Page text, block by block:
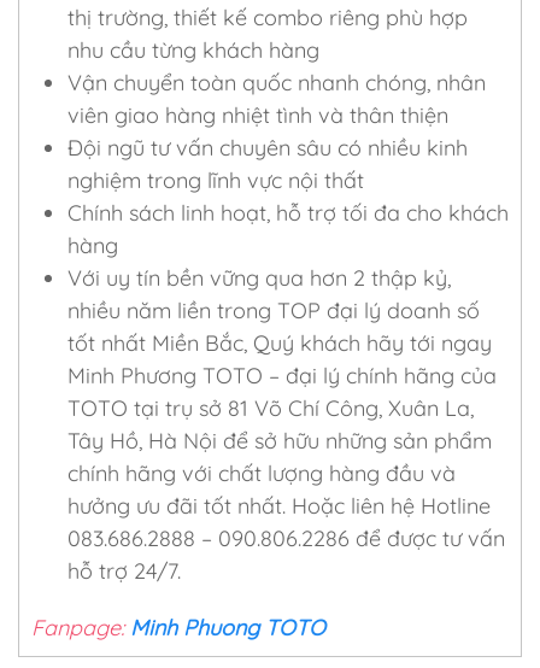
thị trường, thiết kế combo riêng phù hợp
nhu cầu từng khách hàng
Vận chuyển toàn quốc nhanh chóng, nhân
viên giao hàng nhiệt tình và thân thiện
Đội ngũ tư vấn chuyên sâu có nhiều kinh
nghiệm trong lĩnh vực nội thất
Chính sách linh hoạt, hỗ trợ tối đa cho khách
hàng
Với uy tín bền vững qua hơn 2 thập kỷ,
nhiều năm liền trong TOP đại lý doanh số
tốt nhất Miền Bắc, Quý khách hãy tới ngay
Minh Phương TOTO – đại lý chính hãng của
TOTO tại trụ sở 81 Võ Chí Công, Xuân La,
Tây Hồ, Hà Nội để sở hữu những sản phẩm
chính hãng với chất lượng hàng đầu và
hưởng ưu đãi tốt nhất. Hoặc liên hệ Hotline
083.686.2888 – 090.806.2286 để được tư vấn
hỗ trợ 24/7.
Fanpage: Minh Phuong TOTO